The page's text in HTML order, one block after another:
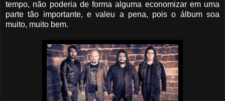
tempo, não poderia de forma alguma economizar em uma
parte tão importante, e valeu a pena, pois o álbum soa
muito, muito bem.